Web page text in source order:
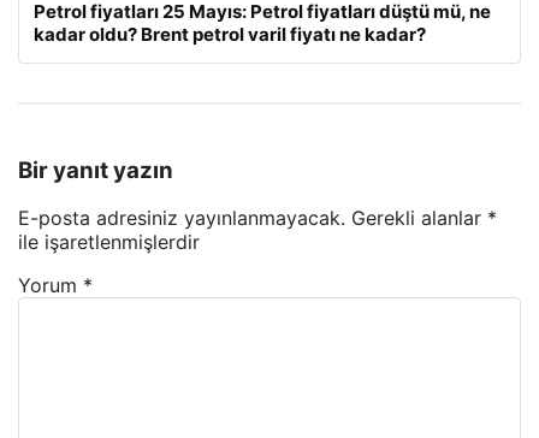
Petrol fiyatları 25 Mayıs: Petrol fiyatları düştü mü, ne
kadar oldu? Brent petrol varil fiyatı ne kadar?
Bir yanıt yazın
E-posta adresiniz yayınlanmayacak. Gerekli alanlar *
ile işaretlenmişlerdir
Yorum *